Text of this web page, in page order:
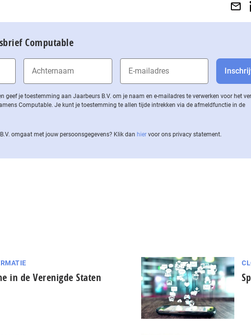
Computable
geef je toestemming aan Jaarbeurs B.V. om je naam en e-mailadres te verwerken voor het
Computable. Je kunt je toestemming te allen tijde intrekken via de af­meld­func­tie in de
omgaat met jouw per­soons­ge­ge­vens? Klik dan hier voor ons privacy statement.
in de Verenigde Staten